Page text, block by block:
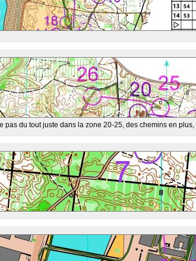
pas du tout juste dans la zone 20-25, des chemins en